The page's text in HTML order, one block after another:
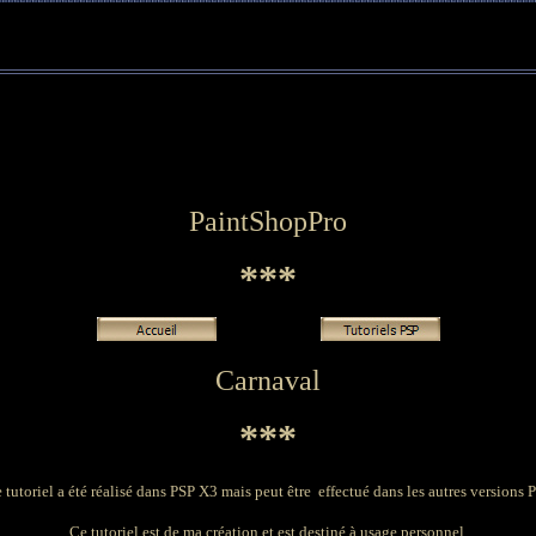
PaintShopPro
***
Carnaval
***
tutoriel a été réalisé dans PSP X3 mais peut être effectué dans les autres versions
Ce tutoriel est de ma création et est destiné à usage personnel.